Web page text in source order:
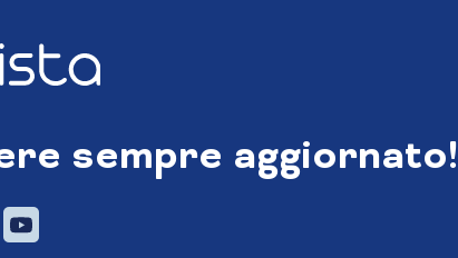
sempre aggiornato!